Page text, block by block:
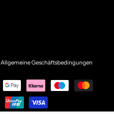
Allgemeine Geschäftsbedingungen